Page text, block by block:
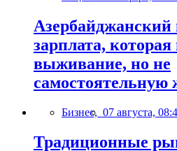
зарплата,
выживание, но не
самостоятельную
Бизнес, 07 августа,
Традиционные